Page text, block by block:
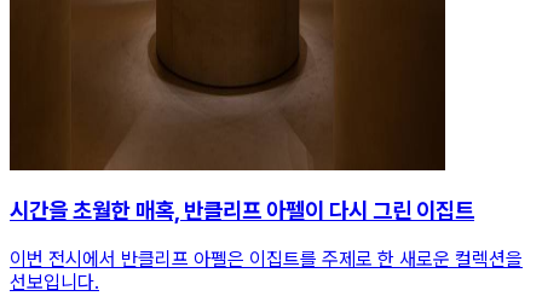
시간을 초월한 매혹, 반클리프 아펠이 다시 그린 이집트
이번 전시에서 반클리프 아펠은 이집트를 주제로 한 새로운 컬렉션을
선보입니다.